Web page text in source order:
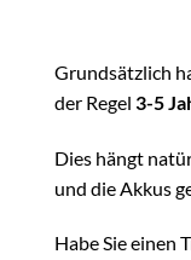
Grundsätzlich
der Regel 3-5
Dies hängt
und die Akkus
Habe Sie einen